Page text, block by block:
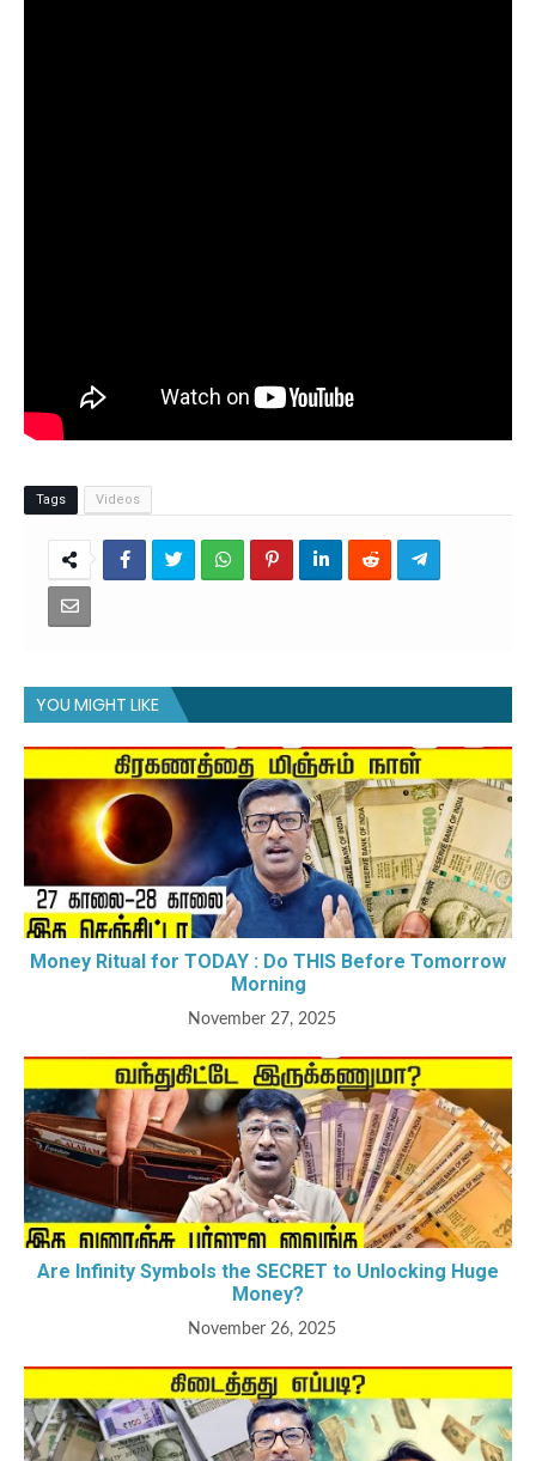
Tags Videos
YOU MIGHT LIKE
Money Ritual for TODAY : Do THIS Before Tomorrow
Morning
November 27, 2025
Are Infinity Symbols the SECRET to Unlocking Huge
Money?
November 26, 2025